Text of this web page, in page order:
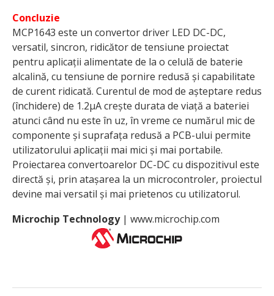
Concluzie
MCP1643 este un convertor driver LED DC-DC,
versatil, sincron, ridicător de tensiune proiectat
pentru aplicații alimentate de la o celulă de baterie
alcalină, cu tensiune de pornire redusă și capabilitate
de curent ridicată. Curentul de mod de așteptare redus
(închidere) de 1.2μA crește durata de viață a bateriei
atunci când nu este în uz, în vreme ce numărul mic de
componente și suprafața redusă a PCB-ului permite
utilizatorului aplicații mai mici și mai portabile.
Proiectarea convertoarelor DC-DC cu dispozitivul este
directă și, prin atașarea la un microcontroler, proiectul
devine mai versatil și mai prietenos cu utilizatorul.
Microchip Technology | www.microchip.com